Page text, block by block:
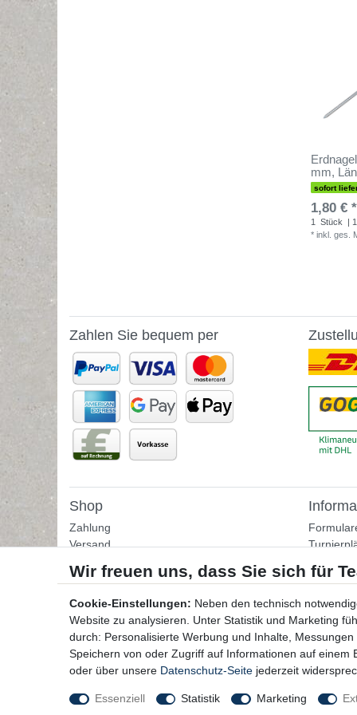
mm,
sofort
1,80 € *
1 Stück
|
* inkl. ges.
Zahlen Sie bequem per
Shop
Zahlung
Versand
Helpcenter
Bestellformular
Kontakt
Tipps &
Cookie-Einstellungen: Neben den technisch
Website zu analysieren. Unter Statistik und Marketing
durch: Personalisierte Werbung und Inhalte,
Speichern von oder Zugriff auf Informationen auf
oder über unsere Datenschutz-Seite jederzeit
Essenziell Statistik Marketing